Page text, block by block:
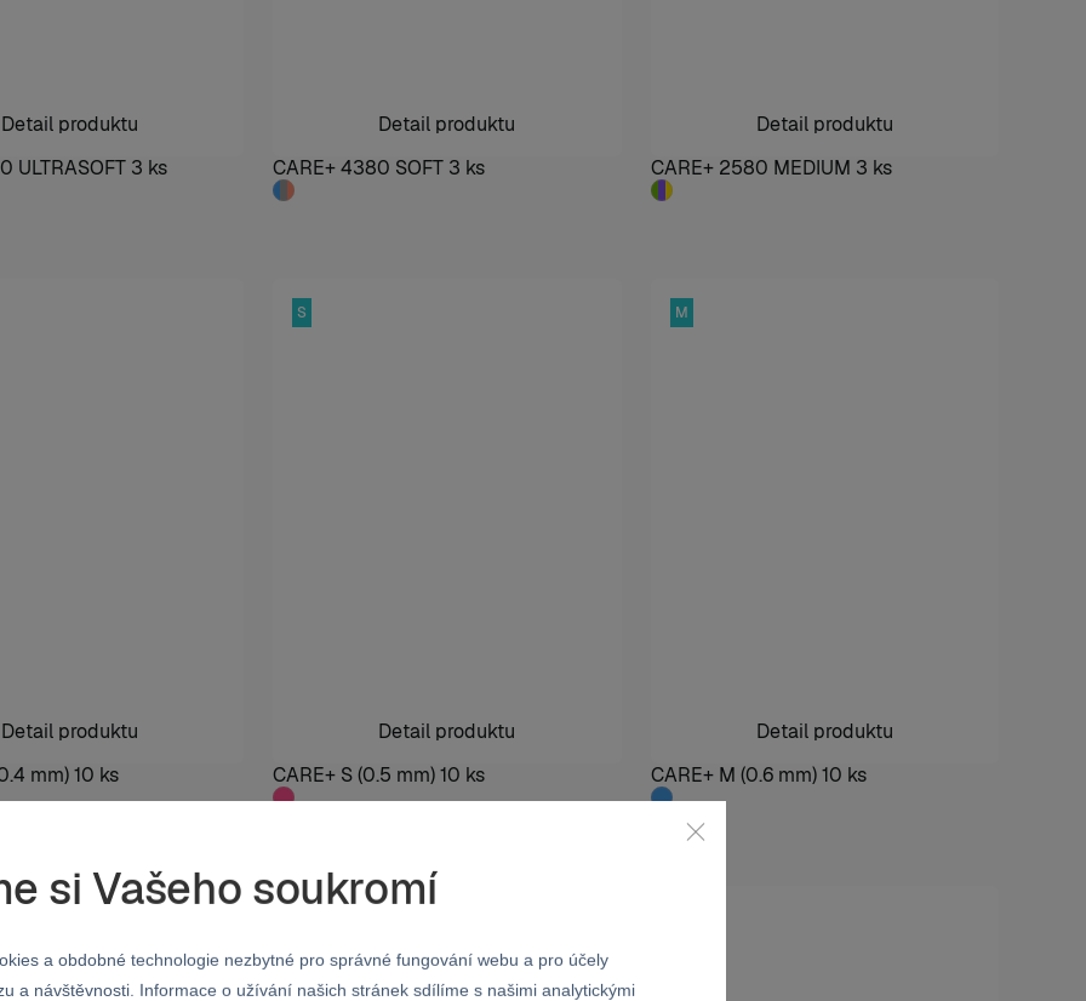
Detail produktu
ULTRASOFT 3 ks
Detail produktu
CARE+ 4380 SOFT 3 ks
Detail produktu
CARE+ 2580 MEDIUM 3 ks
Detail produktu
mm) 10 ks
S
Detail produktu
CARE+ S (0.5 mm) 10 ks
M
Detail produktu
CARE+ M (0.6 mm) 10 ks
si Vašeho soukromí
a obdobné technologie nezbytné pro správné fungování webu a pro účely
a návštěvnosti. Informace o užívání našich stránek sdílíme s našimi analytickými